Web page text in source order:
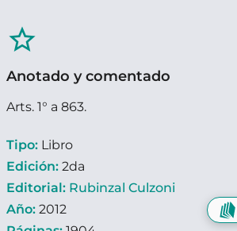
star_border
Anotado y comentado
Arts. 1° a 863.
Tipo: Libro
Edición: 2da
Editorial: Rubinzal Culzoni
Año: 2012